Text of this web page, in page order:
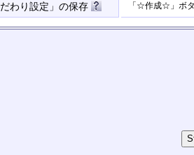
だわり設定」の保存 「☆作成☆」ボ